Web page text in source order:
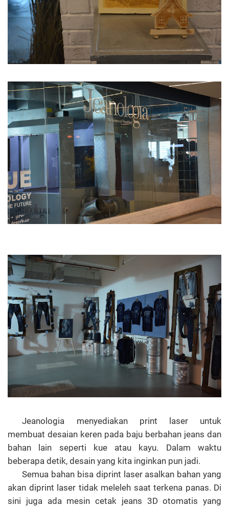
Jeanologia menyediakan print laser untuk
membuat desaian keren pada baju berbahan jeans dan
bahan lain seperti kue atau kayu. Dalam waktu
beberapa detik, desain yang kita inginkan pun jadi.
Semua bahan bisa diprint laser asalkan bahan yang
akan diprint laser tidak meleleh saat terkena panas. Di
sini juga ada mesin cetak jeans 3D otomatis yang